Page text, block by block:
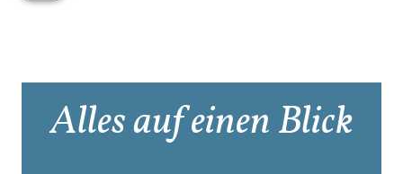
Alles auf einen Blick